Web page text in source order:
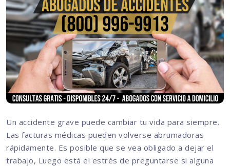
Un accidente grave puede cambiar tu vida para siempre.
Las facturas médicas pueden volverse abrumadoras
rápidamente. Es posible que se vea obligado a dejar el
trabajo, Luego está el estrés de preguntarse si alguna